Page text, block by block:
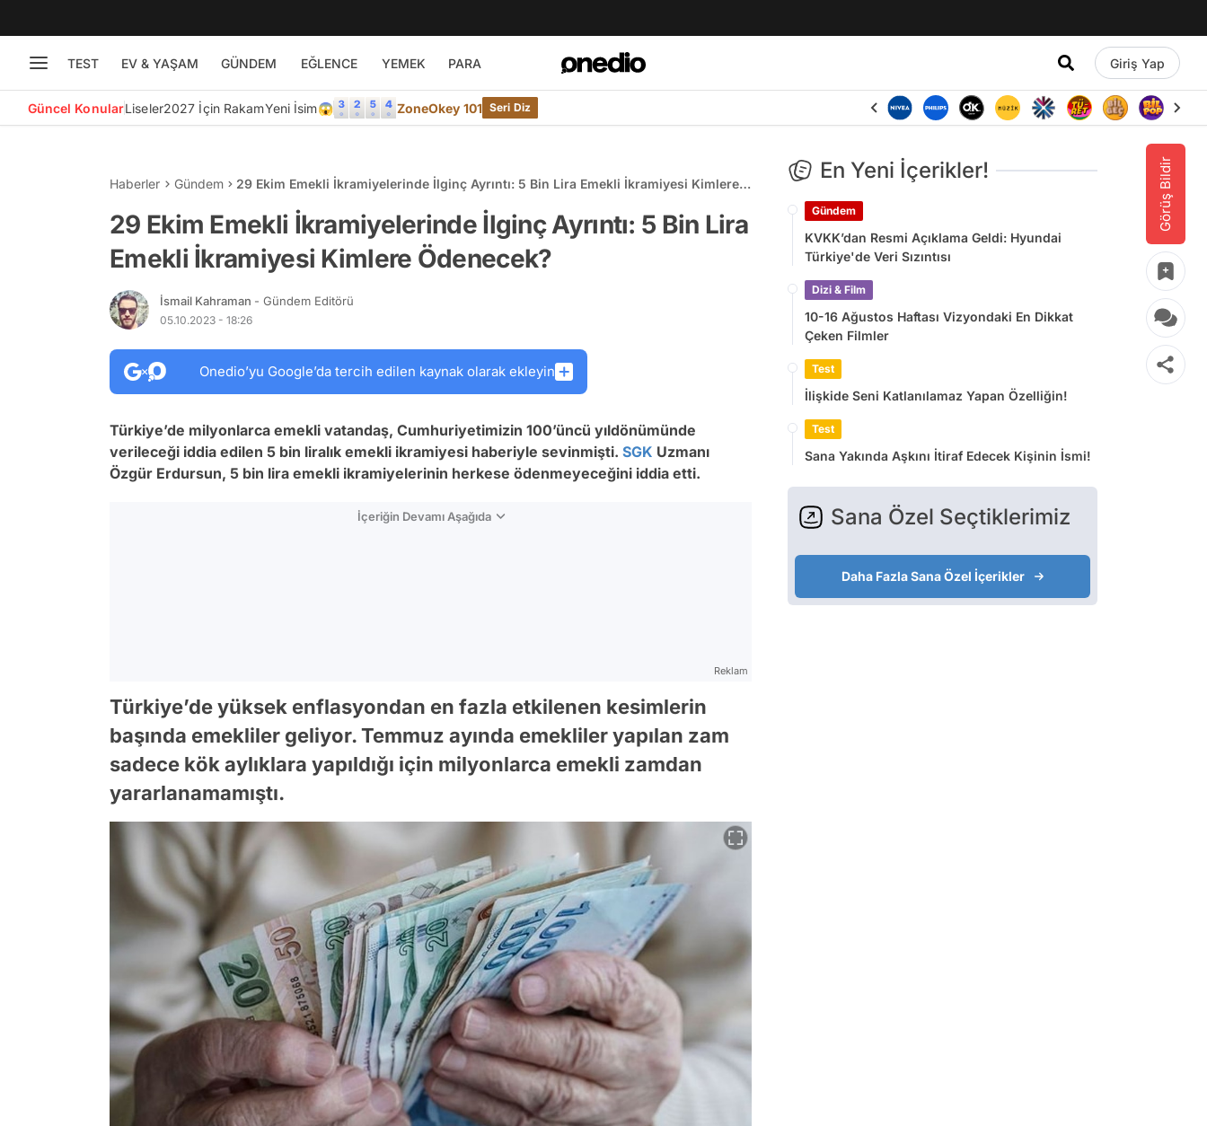
TEST EV & YAŞAM GÜNDEM EĞLENCE YEMEK PARA Giriş Yap
Güncel KonularLiseler2027 İçin RakamYeni İsim😱 ZoneOkey 101 Seri Diz
Görüş Bildir
Haberler Gündem
29 Ekim Emekli İkramiyelerinde İlginç Ayrıntı: 5 Bin Lira Emekli İkramiyesi Kimlere
29 Ekim Emekli İkramiyelerinde İlginç Ayrıntı: 5 Bin Lira
Emekli İkramiyesi Kimlere Ödenecek?
İsmail Kahraman - Gündem Editörü
05.10.2023 - 18:26
Onedio’yu Google’da tercih edilen kaynak olarak ekleyin
Türkiye’de milyonlarca emekli vatandaş, Cumhuriyetimizin 100’üncü yıldönümünde
verileceği iddia edilen 5 bin liralık emekli ikramiyesi haberiyle sevinmişti. SGK Uzmanı
Özgür Erdursun, 5 bin lira emekli ikramiyelerinin herkese ödenmeyeceğini iddia etti.
İçeriğin Devamı Aşağıda
Reklam
Türkiye’de yüksek enflasyondan en fazla etkilenen kesimlerin
başında emekliler geliyor. Temmuz ayında emekliler yapılan zam
sadece kök aylıklara yapıldığı için milyonlarca emekli zamdan
yararlanamamıştı.
En Yeni İçerikler!
Gündem
KVKK’dan Resmi Açıklama Geldi: Hyundai
Türkiye'de Veri Sızıntısı
Dizi & Film
10-16 Ağustos Haftası Vizyondaki En Dikkat
Çeken Filmler
Test
İlişkide Seni Katlanılamaz Yapan Özelliğin!
Test
Sana Yakında Aşkını İtiraf Edecek Kişinin İsmi!
Sana Özel Seçtiklerimiz
Daha Fazla Sana Özel İçerikler